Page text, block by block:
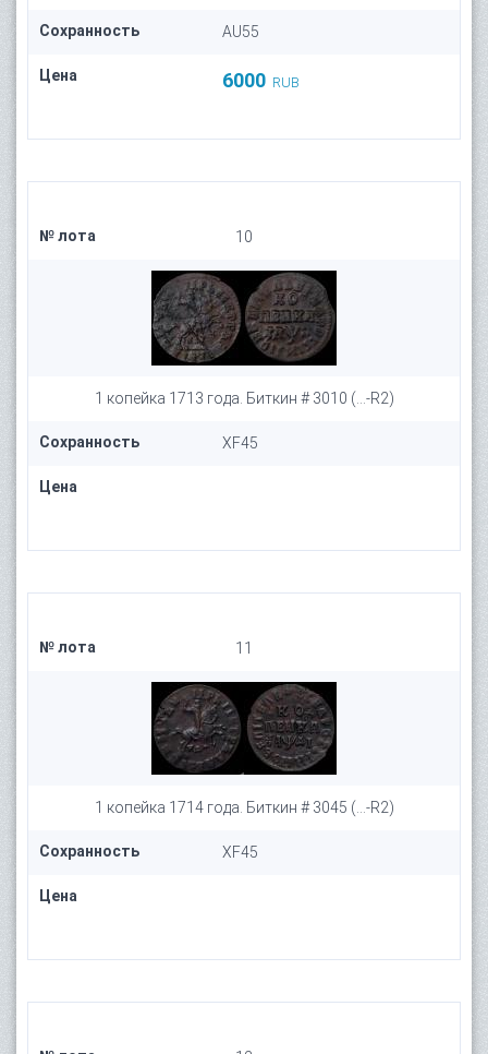
Сохранность AU55
Цена 6000 RUB
№ лота 10
1 копейка 1713 года. Биткин # 3010 (...-R2)
Сохранность XF45
Цена
№ лота 11
1 копейка 1714 года. Биткин # 3045 (...-R2)
Сохранность XF45
Цена